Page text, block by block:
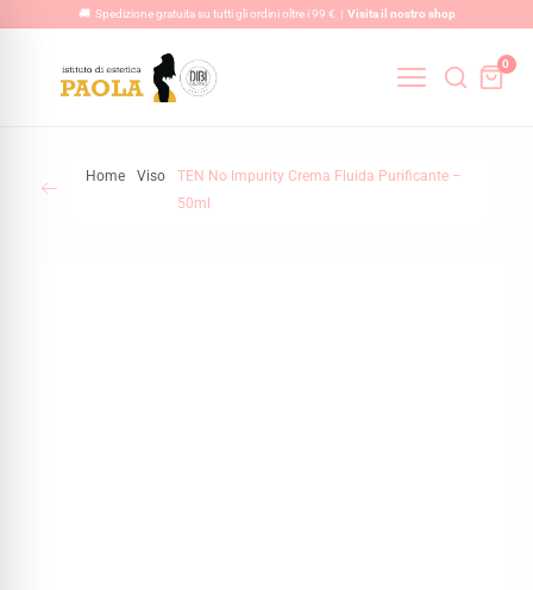
contenuto
🚚 Spedizione gratuita su tutti gli ordini oltre i 99 € | Visita il nostro shop
0
Home Viso
TEN No Impurity Crema Fluida Purificante –
50ml